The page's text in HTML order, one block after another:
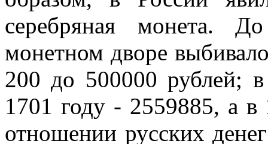
серебряная монета.
монетном дворе
200 до 500000 рублей;
1701 году - 2559885, а
отношении русских